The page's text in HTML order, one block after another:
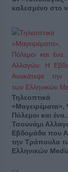
καλεσμένο στο
Τηλεοπτικά
«Μαγειρέματα»,
Πόλεμοι και
Τσουνάμι
Εβδομάδα που
την Τράπουλα
Ελληνικών